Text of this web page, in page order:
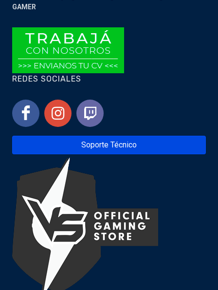
GAMER
REDES SOCIALES
Soporte Técnico